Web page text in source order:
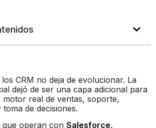
los CRM no deja de evolucionar. La
dejó de ser una capa adicional para
real de ventas, soporte,
de decisiones.
que operan con Salesforce,